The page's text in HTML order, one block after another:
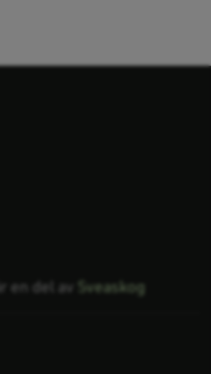
en del av Sveaskog
Youtube
på Facebook
på Instagram